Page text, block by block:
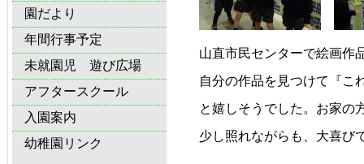
園だより
年間行事予定
未就園児 遊び広場
アフタースクール
入園案内
幼稚園リンク
山直市民センターで絵画作
自分の作品を見つけて『こ
と嬉しそうでした。お家の
少し照れながらも、大喜び